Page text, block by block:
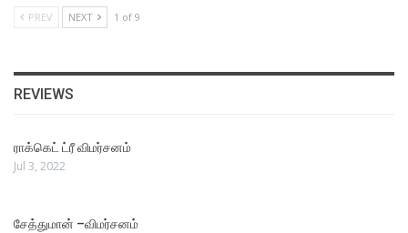
PREV NEXT 1 of 9
REVIEWS
ராக்கெட் ட்ரீ விமர்சனம்
Jul 3, 2022
சேத்துமான் –விமர்சனம்